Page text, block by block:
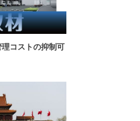
理コストの抑制可